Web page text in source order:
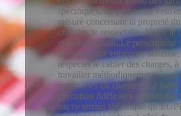
spécifiques..Le particulier veut
rassuré concernant la propreté du
chantier, le respect des délais, le
et le rendu final..Le prescripteur
demande une entreprise sérieuse,
respecter le cahier des charges, à
travailler méthodiquement, à
contraintes du chantier et à livrer
exécution fidèle aux
sur ce terrain spécifique